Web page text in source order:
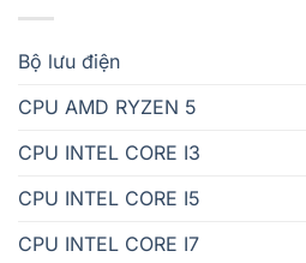
Bộ lưu điện
CPU AMD RYZEN 5
CPU INTEL CORE I3
CPU INTEL CORE I5
CPU INTEL CORE I7